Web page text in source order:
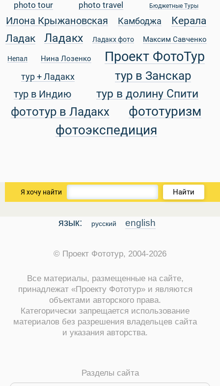
Туры
Статьи
photo tour photo travel Бюджетные Туры
Илона Крыжановская Камбоджа
Керала
Ладак
Ладакх Ладакх фото Максим Савченко
Непал Нина Лозенко Проект ФотоТур
тур + Ладакх тур в Занскар
тур в Индию тур в долину Спити
фототур в Ладакх
фототуризм
фотоэкспедиция
Я хочу найти Найти
язык: русский english
© Проект Фототур, 2004-2026
Все материалы, размещенные на сайте,
принадлежат «Проекту Фототур» и являются
объектами авторского права.
Категорически запрещается использование
материалов без разрешения владельцев сайта
и указания авторства.
Разделы сайта